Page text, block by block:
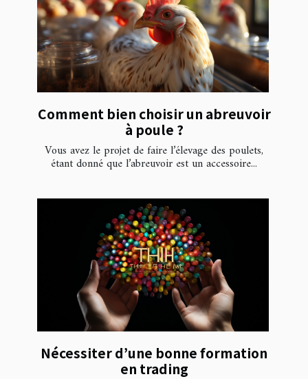
Comment bien choisir un abreuvoir
à poule ?
Vous avez le projet de faire l’élevage des poulets,
étant donné que l’abreuvoir est un accessoire...
Nécessiter d’une bonne formation
en trading